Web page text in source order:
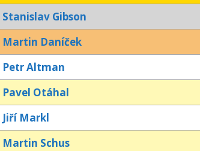
Stanislav Gibson
Martin Daníček
Petr Altman
Pavel Otáhal
Jiří Markl
Martin Schus